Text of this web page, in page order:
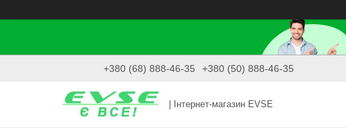
+380 (68) 888-46-35 +380 (50) 888-46-35
| Інтернет-магазин EVSE